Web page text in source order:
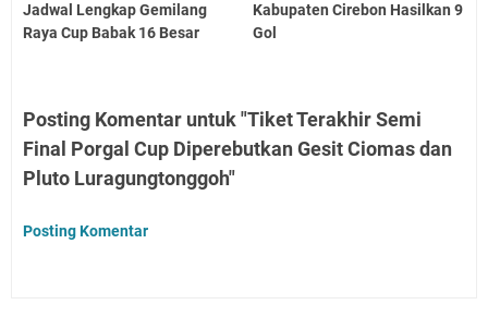
Jadwal Lengkap Gemilang
Raya Cup Babak 16 Besar
Kabupaten Cirebon Hasilkan 9
Gol
Posting Komentar untuk "Tiket Terakhir Semi
Final Porgal Cup Diperebutkan Gesit Ciomas dan
Pluto Luragungtonggoh"
Posting Komentar